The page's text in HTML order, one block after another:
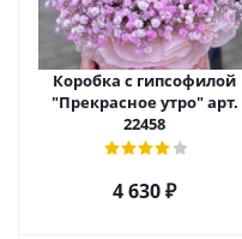
Коробка с гипсофилой
"Прекрасное утро" арт.
22458
4 630₽